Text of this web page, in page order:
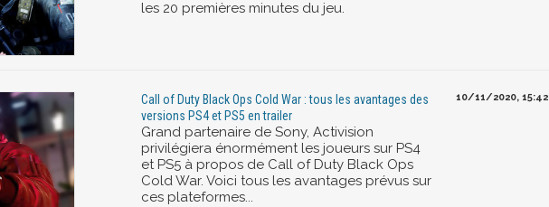
les 20 premières minutes du jeu.
Call of Duty Black Ops Cold War : tous les avantages des
versions PS4 et PS5 en trailer
Grand partenaire de Sony, Activision
privilégiera énormément les joueurs sur PS4
et PS5 à propos de Call of Duty Black Ops
Cold War. Voici tous les avantages prévus sur
ces plateformes...
10/11/2020, 15:42